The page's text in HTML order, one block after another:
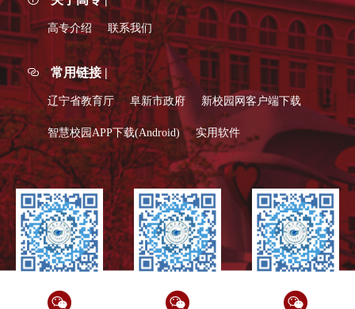
高专介绍 联系我们
常用链接 |
辽宁省教育厅 阜新市政府 新校园网客户端下载
智慧校园APP下载(Android) 实用软件